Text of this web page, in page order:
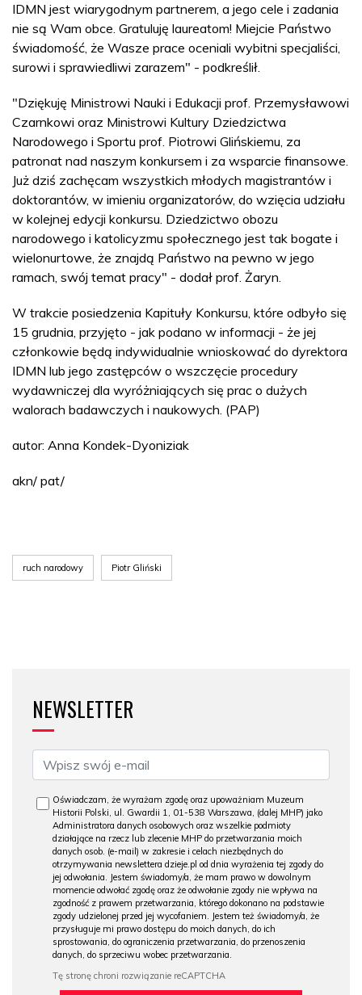
IDMN jest wiarygodnym partnerem, a jego cele i zadania
nie są Wam obce. Gratuluję laureatom! Miejcie Państwo
świadomość, że Wasze prace oceniali wybitni specjaliści,
surowi i sprawiedliwi zarazem" - podkreślił.
"Dziękuję Ministrowi Nauki i Edukacji prof. Przemysławowi
Czarnkowi oraz Ministrowi Kultury Dziedzictwa
Narodowego i Sportu prof. Piotrowi Glińskiemu, za
patronat nad naszym konkursem i za wsparcie finansowe.
Już dziś zachęcam wszystkich młodych magistrantów i
doktorantów, w imieniu organizatorów, do wzięcia udziału
w kolejnej edycji konkursu. Dziedzictwo obozu
narodowego i katolicyzmu społecznego jest tak bogate i
wielonurtowe, że znajdą Państwo na pewno w jego
ramach, swój temat pracy" - dodał prof. Żaryn.
W trakcie posiedzenia Kapituły Konkursu, które odbyło się
15 grudnia, przyjęto - jak podano w informacji - że jej
członkowie będą indywidualnie wnioskować do dyrektora
IDMN lub jego zastępców o wszczęcie procedury
wydawniczej dla wyróżniających się prac o dużych
walorach badawczych i naukowych. (PAP)
autor: Anna Kondek-Dyoniziak
akn/ pat/
ruch narodowy Piotr Gliński
NEWSLETTER
Oświadczam, że wyrażam zgodę oraz upoważniam Muzeum
Historii Polski, ul. Gwardii 1, 01-538 Warszawa, (dalej MHP) jako
Administratora danych osobowych oraz wszelkie podmioty
działające na rzecz lub zlecenie MHP do przetwarzania moich
danych osob. (e-mail) w zakresie i celach niezbędnych do
otrzymywania newslettera dzieje.pl od dnia wyrażenia tej zgody do
jej odwołania. Jestem świadomy/a, że mam prawo w dowolnym
momencie odwołać zgodę oraz że odwołanie zgody nie wpływa na
zgodność z prawem przetwarzania, którego dokonano na podstawie
zgody udzielonej przed jej wycofaniem. Jestem też świadomy/a, że
przysługuje mi prawo dostępu do moich danych, do ich
sprostowania, do ograniczenia przetwarzania, do przenoszenia
danych, do sprzeciwu wobec przetwarzania.